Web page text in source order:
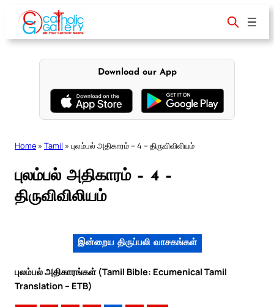
content
Download our App
Home » Tamil » புலம்பல் அதிகாரம் – 4 – திருவிவிலியம்
புலம்பல் அதிகாரம் – 4 –
திருவிவிலியம்
இன்றைய திருப்பலி வாசகங்கள்
புலம்பல் அதிகாரங்கள் (Tamil Bible: Ecumenical Tamil
Translation – ETB)